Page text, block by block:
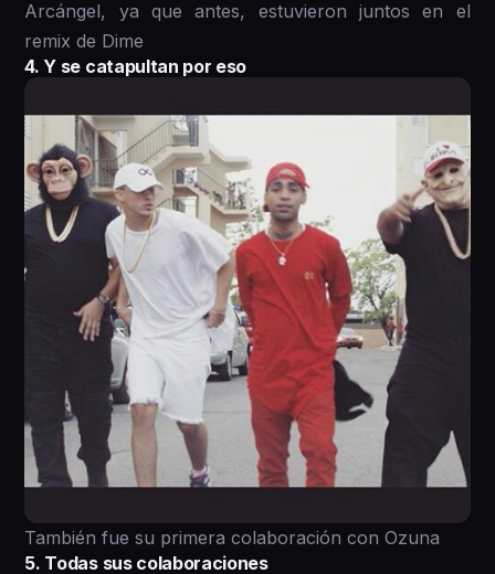
Arcángel, ya que antes, estuvieron juntos en el
remix de Dime
4. Y se catapultan por eso
También fue su primera colaboración con Ozuna
5. Todas sus colaboraciones